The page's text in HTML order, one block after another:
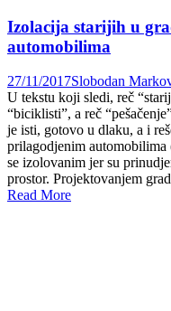
Izolacija starijih u
automobilima
27/11/2017Slobodan
U tekstu koji sledi, reč
“biciklisti”, a reč
je isti, gotovo u dlaku, a i
prilagodjenim
se izolovanim jer su
prostor. Projektovanjem
Read More